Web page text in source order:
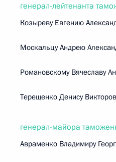
генерал-лейтенанта
Козыреву Евгению
Москальцу Андрею
Романовскому Вячеславу
Терещенко Денису
генерал-майора
Авраменко Владимиру